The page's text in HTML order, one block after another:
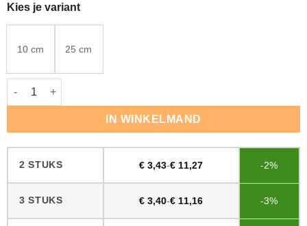
Kies je variant
10 cm 25 cm
Roller Microvezels aantal
IN WINKELMAND
2 STUKS € 3,43-€ 11,27 -2%
3 STUKS € 3,40-€ 11,16 -3%